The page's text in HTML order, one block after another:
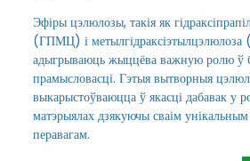
Эфіры цэлюлозы, такія як
(ГПМЦ) і
адыгрываюць жыццёва важную ролю ў
прамысловасці. Гэтыя вытворныя
выкарыстоўваюцца ў якасці дабавак у
матэрыялах дзякуючы сваім унікальным
перавагам.